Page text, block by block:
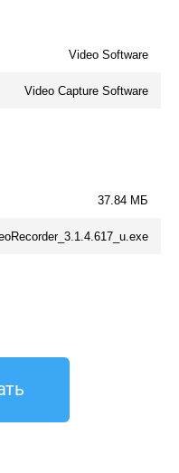
Video Software
Video Capture Software
37.84 МБ